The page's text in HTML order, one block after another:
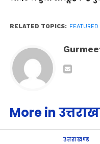
RELATED TOPICS: FEATURED
More in
उत्तराखण्ड